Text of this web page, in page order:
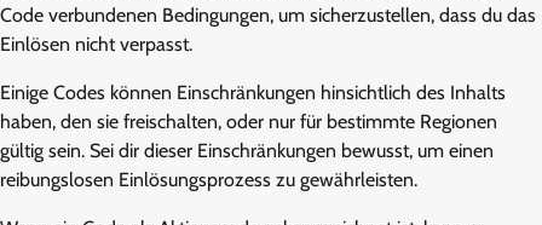
Code verbundenen Bedingungen, um sicherzustellen, dass du das
Einlösen nicht verpasst.
Einige Codes können Einschränkungen hinsichtlich des Inhalts
haben, den sie freischalten, oder nur für bestimmte Regionen
gültig sein. Sei dir dieser Einschränkungen bewusst, um einen
reibungslosen Einlösungsprozess zu gewährleisten.